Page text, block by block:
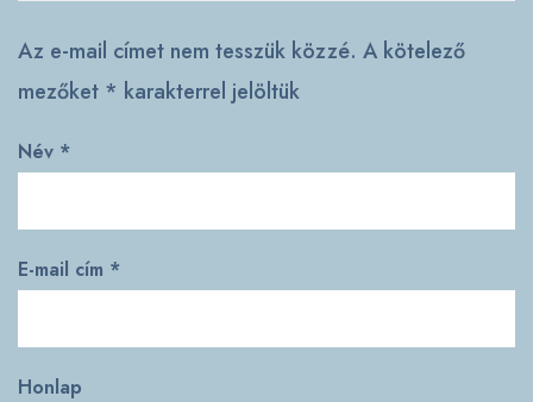
Az e-mail címet nem tesszük közzé. A kötelező
mezőket * karakterrel jelöltük
Név *
E-mail cím *
Honlap